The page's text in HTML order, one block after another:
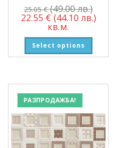
25.05€ (49.00 лв.)
22.55 € (44.10 лв.)
кв.м.
Select options
РАЗПРОДАЖБА!